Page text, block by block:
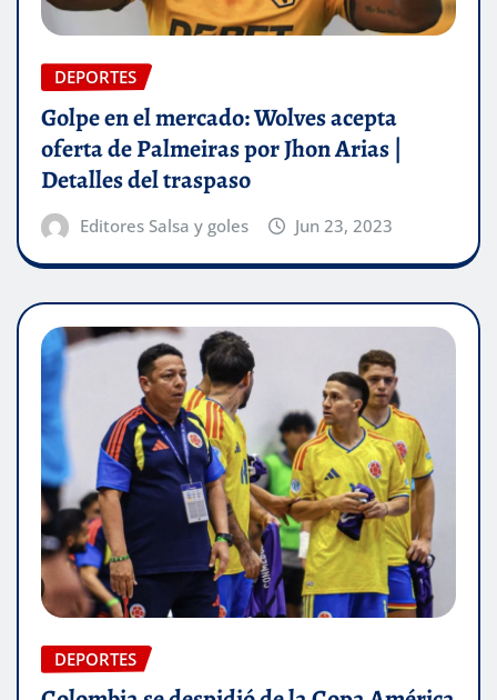
DEPORTES
Golpe en el mercado: Wolves acepta
oferta de Palmeiras por Jhon Arias |
Detalles del traspaso
Editores Salsa y goles Jun 23, 2023
DEPORTES